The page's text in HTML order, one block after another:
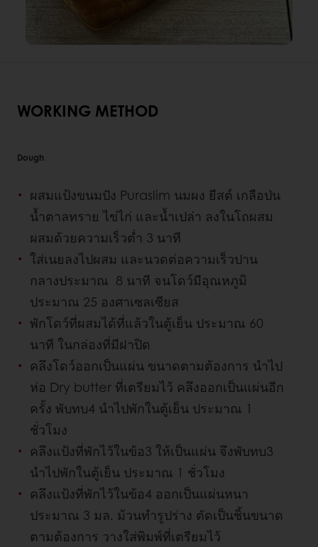
WORKING METHOD
Dough
ผสมแป้งขนมปัง Puraslim นมผง ยีสต์ เกลือป่น
น้ำตาลทราย ไข่ไก่ และน้ำเปล่า ลงในโถผสม
ผสมด้วยความเร็วต่ำ 3 นาที
ใส่เนยลงไปผสม และนวดต่อความเร็วปาน
กลางประมาณ 8 นาที จนโดว์มีอุณหภูมิ
ประมาณ 25 องศาเซลเซียส
พักโดว์ที่ผสมได้ที่แล้วในตู้เย็น ประมาณ 60
นาที ในกล่องที่มีฝาปิด
คลึงโดว์ออกเป็นแผ่น ขนาดตามต้องการ นำไป
ห่อ Dry butter ที่เตรียมไว้ คลึงออกเป็นแผ่นอีก
ครั้ง พับทบ4 นำไปพักในตู้เย็น ประมาณ 1
ชั่วโมง
คลึงแป้งที่พักไว้ในข้อ3 ให้เป็นแผ่น จึงพับทบ3
นำไปพักในตู้เย็น ประมาณ 1 ชั่วโมง
คลึงแป้งที่พักไว้ในข้อ4 ออกเป็นแผ่นหนา
ประมาณ 3 มล. ม้วนทำรูปร่าง ตัดเป็นชิ้นขนาด
ตามต้องการ วางใส่พิมพ์ที่เตรียมไว้